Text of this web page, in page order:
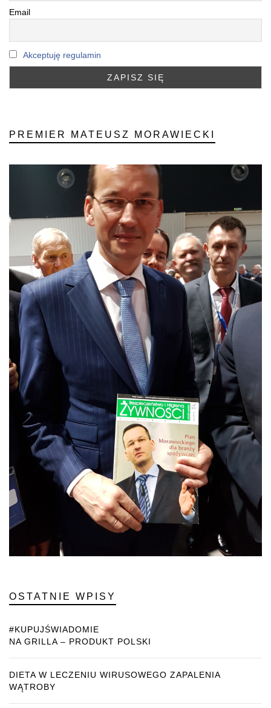
Email
Akceptuję regulamin
PREMIER MATEUSZ MORAWIECKI
OSTATNIE WPISY
#KUPUJŚWIADOMIE
NA GRILLA – PRODUKT POLSKI
DIETA W LECZENIU WIRUSOWEGO ZAPALENIA
WĄTROBY